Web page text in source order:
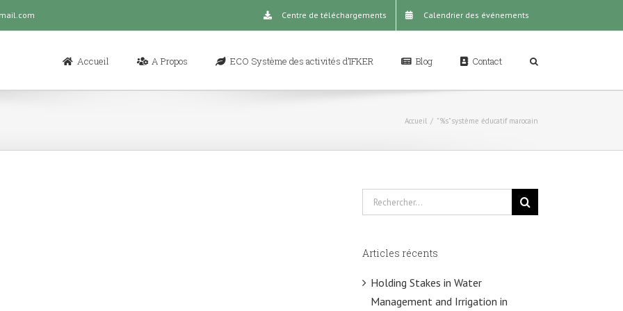
Centre de téléchargements Calendrier des événements
Rechercher
Accueil A Propos ECO Système des activités d’IFKER Blog Contact
Accueil / "%s"système éducatif marocain
Rechercher
Articles récents
Holding Stakes in Water
Management and Irrigation in